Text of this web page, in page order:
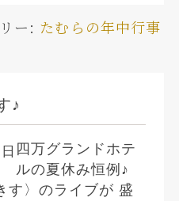
ー: たむらの年中行事
♪
四万グランドホテ
ルの夏休み恒例♪
す〉のライブが 盛